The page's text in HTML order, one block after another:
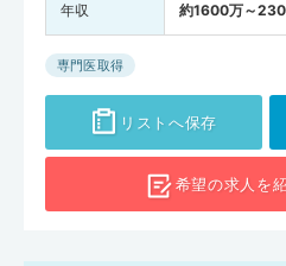
年収 約1600万～
専門医取得
リストへ保存
希望の求人を